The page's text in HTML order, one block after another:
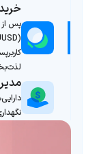
پس از